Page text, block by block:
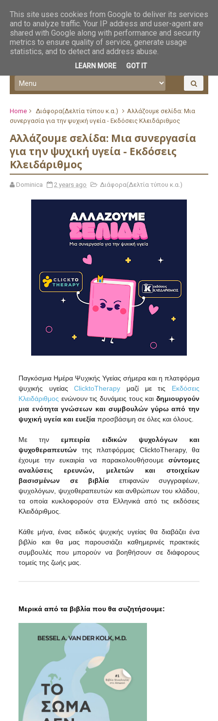
Home Διάφορα(Δελτία τύπου κ.α.)
Αλλάζουμε σελίδα: Μια
συνεργασία για την ψυχική υγεία - Εκδόσεις Κλειδάριθμος
Αλλάζουμε σελίδα: Μια συνεργασία
για την ψυχική υγεία - Εκδόσεις
Κλειδάριθμος
Dominica 2 years ago Διάφορα(Δελτία τύπου κ.α.)
Παγκόσμια Ημέρα Ψυχικής Υγείας σήμερα και η πλατφόρμα
ψυχικής υγείας
ClicktoTherapy μαζί με τις
Εκδόσεις
Κλειδάριθμος ενώνουν τις δυνάμεις τους και δημιουργούν
μια ενότητα γνώσεων και συμβουλών γύρω από την
ψυχική υγεία και ευεξία προσβάσιμη σε όλες και όλους.
Με την εμπειρία ειδικών ψυχολόγων και
ψυχοθεραπευτών της πλατφόρμας ClicktoTherapy, θα
έχουμε την ευκαιρία να παρακολουθήσουμεσύντομες
αναλύσεις ερευνών, μελετών και στοιχείων
βασισμένων σε βιβλία επιφανών συγγραφέων,
ψυχολόγων, ψυχοθεραπευτών και ανθρώπων του κλάδου,
τα οποία κυκλοφορούν στα Ελληνικά από τις εκδόσεις
Κλειδάριθμος.
Κάθε μήνα, ένας ειδικός ψυχικής υγείας θα διαβάζει ένα
βιβλίο και θα μας παρουσιάζει καθημερινές πρακτικές
συμβουλές που μπορούν να βοηθήσουν σε διάφορους
τομείς της ζωής μας.
Μερικά από τα βιβλία που θα συζητήσουμε:
This site uses cookies from Google to deliver its services
and to analyze traffic. Your IP address and user-agent are
shared with Google along with performance and security
metrics to ensure quality of service, generate usage
statistics, and to detect and address abuse.
LEARN MORE GOT IT